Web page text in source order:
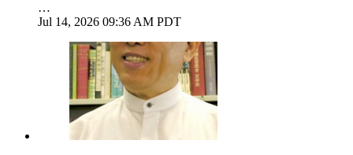
…
Jul 14, 2026 09:36 AM PDT